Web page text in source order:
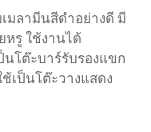
มลามีนสีดำอย่างดี มี
หรู ใช้งานได้
นโต๊ะบาร์รับรองแขก
เป็นโต๊ะวางแสดง